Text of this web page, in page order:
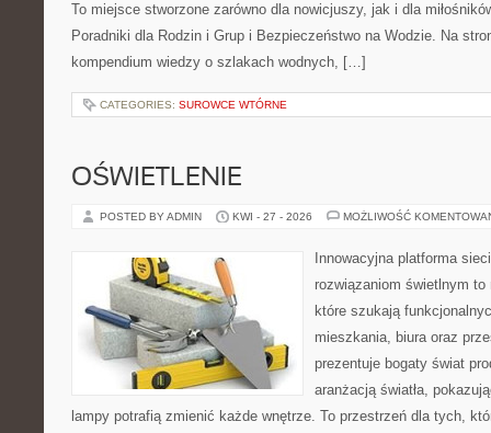
To miejsce stworzone zarówno dla nowicjuszy, jak i dla
Poradniki dla Rodzin i Grup i Bezpieczeństwo na Wodzie. Na
kompendium wiedzy o szlakach wodnych, […]
CATEGORIES: SUROWCE WTÓRNE
OŚWIETLENIE
POSTED BY ADMIN KWI - 27 - 2026 MOŻLIWOŚĆ
Innowacyjna platforma
rozwiązaniom świetlnym
które szukają
mieszkania, biura oraz
prezentuje bogaty świat
aranżacją światła,
lampy potrafią zmienić każde wnętrze. To przestrzeń dla tych,